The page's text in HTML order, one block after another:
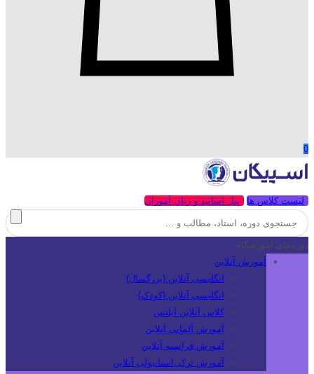
0
لیست کلاس ها پنل اساتید و زبان آموزان
دوره‌های آموزشگاه
آموزش آنلاین
انگلیسی آنلاین (بزرگسال)
انگلیسی آنلاین (کودک)
کلاس آنلاین آیلتس
آموزش آلمانی آنلاین
آموزش فرانسه آنلاین
آموزش ترکی‌استانبولی آنلاین